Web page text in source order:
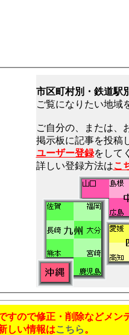
市区町村別・鉄道駅
ご覧になりたい地域
ご自分の、または、
ユーザー登録をして
詳しい登録方法はこ
ので修正・削除などメン
しい情報はこちら。